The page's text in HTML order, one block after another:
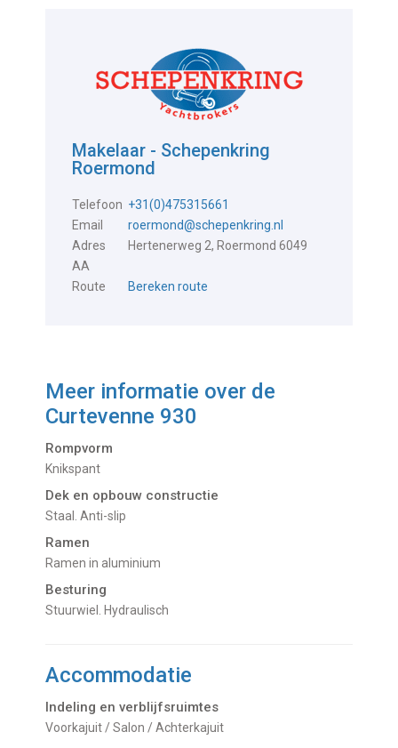
Makelaar - Schepenkring
Roermond
Telefoon +31(0)475315661
Email
roermond@schepenkring.nl
Adres
Hertenerweg 2, Roermond 6049
AA
Route
Bereken route
Meer informatie over de
Curtevenne 930
Rompvorm
Knikspant
Dek en opbouw constructie
Staal. Anti-slip
Ramen
Ramen in aluminium
Besturing
Stuurwiel. Hydraulisch
Accommodatie
Indeling en verblijfsruimtes
Voorkajuit / Salon / Achterkajuit